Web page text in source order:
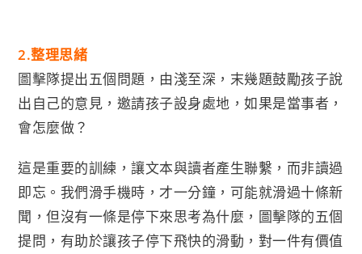
2.整理思緒
圖擊隊提出五個問題，由淺至深，末幾題鼓勵孩子說
出自己的意見，邀請孩子設身處地，如果是當事者，
會怎麼做？
這是重要的訓練，讓文本與讀者產生聯繫，而非讀過
即忘。我們滑手機時，才一分鐘，可能就滑過十條新
聞，但沒有一條是停下來思考為什麼，圖擊隊的五個
提問，有助於讓孩子停下飛快的滑動，對一件有價值